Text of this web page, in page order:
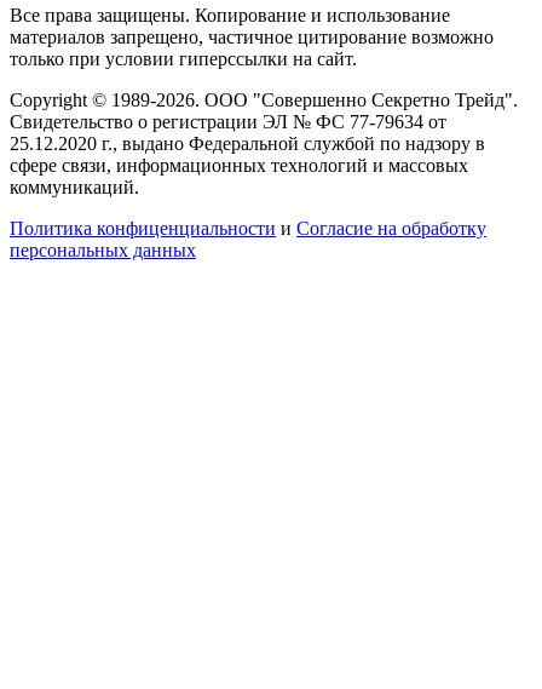
Все права защищены. Копирование и использование
материалов запрещено, частичное цитирование возможно
только при условии гиперссылки на сайт.
Copyright © 1989-2026. ООО "Совершенно Секретно Трейд".
Свидетельство о регистрации ЭЛ № ФС 77-79634 от
25.12.2020 г., выдано Федеральной службой по надзору в
сфере связи, информационных технологий и массовых
коммуникаций.
Политика конфиценциальности и Согласие на обработку
персональных данных